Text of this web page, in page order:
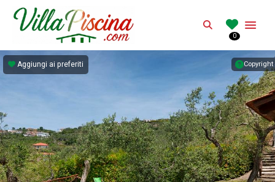
Search
0
Copyright
Aggiungi ai preferiti